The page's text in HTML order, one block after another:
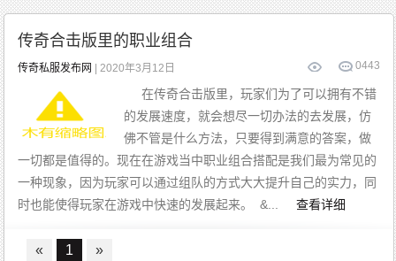
传奇合击版里的职业组合
443
0
传奇私服发布网 | 2020年3月12日
在传奇合击版里，玩家们为了可以拥有不错
的发展速度，就会想尽一切办法的去发展，仿
佛不管是什么方法，只要得到满意的答案，做
一切都是值得的。现在在游戏当中职业组合搭配是我们最为常见的
一种现象，因为玩家可以通过组队的方式大大提升自己的实力，同
时也能使得玩家在游戏中快速的发展起来。 &...
查看详细
« 1 »